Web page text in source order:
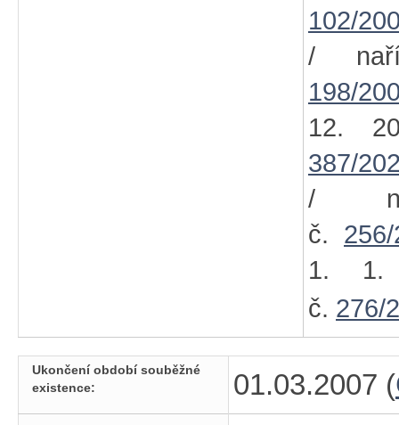
102/
/
198/
12.
387/
/
č.
1. 1.
č. 276/
Ukončení období souběžné
existence:
01.03.2007 (